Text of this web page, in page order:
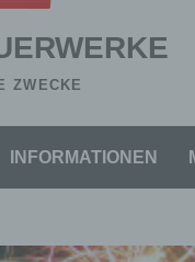
ZWECKE
INFORMATIONEN